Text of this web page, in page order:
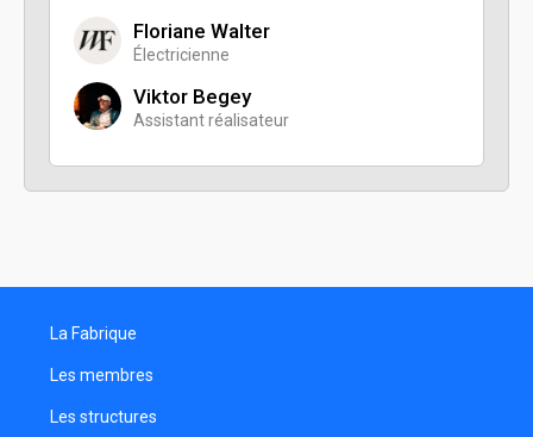
Floriane Walter
Électricienne
Viktor Begey
Assistant réalisateur
La Fabrique
Les membres
Les structures